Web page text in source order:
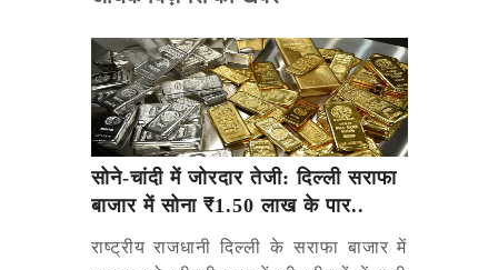
सोने-चांदी में जोरदार तेजी: दिल्ली सराफा
बाजार में सोना ₹1.50 लाख के पार..
राष्ट्रीय राजधानी दिल्ली के सराफा बाजार में